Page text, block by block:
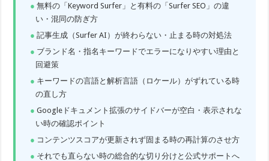
無料の「Keyword Surfer」と有料の「Surfer SEO」の違
い・混同の防ぎ方
記事生成（Surfer AI）が終わらない・止まる時の対処法
ブランド名・指名キーワードでエラーになりやすい理由と
回避策
キーワードの言語と解析言語（ロケール）がずれている時
の直し方
Googleドキュメント拡張のサイドバーが空白・表示されな
い時の確認ポイント
コンテンツスコアが更新されず固まる時の再計算のさせ方
それでも直らない時の総合的な切り分けと公式サポートへ